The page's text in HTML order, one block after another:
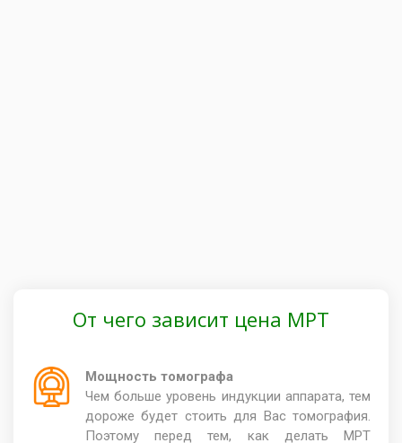
От чего зависит цена МРТ
Мощность томографа
Чем больше уровень индукции аппарата, тем
дороже будет стоить для Вас томография.
Поэтому перед тем, как делать МРТ